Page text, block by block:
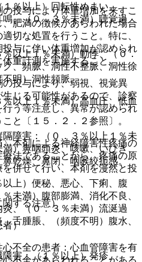
投与により体重増加を来すこ
肥満の徴候があらわれた場合
切な処置を行うこと。特に、
与に伴い体重増加が認められ
重計測を実施すること。
投与により、弱視、視覚異
じる可能性があるので、診察
う等注意し、異常が認められ
と〔１５．２．２参照〕。
本剤による神経障害性疼痛の
法であることから、疼痛の原
併せて行い、本剤を漫然と投
する注意）
）
不全の患者：心血管障害を有
不全があらわれることがある
％以上）回転性めまい、
、（０．３％未満）聴覚過
以上１％未満）動悸、（０．
、頻脈、洞性不整脈、洞性徐
明）洞性頻脈。
以上１％未満）高血圧、低血
障害：（０．３％以上１％未
）鼻咽頭炎、咳嗽、いびき、
乾燥、鼻閉、咽喉絞扼感。
上）便秘、悪心、下痢、腹
未満）腹部膨満、消化不良、
、（０．３％未満）流涎過
舌腫脹、（頻度不明）腹水、
害：（１％以上）発疹、